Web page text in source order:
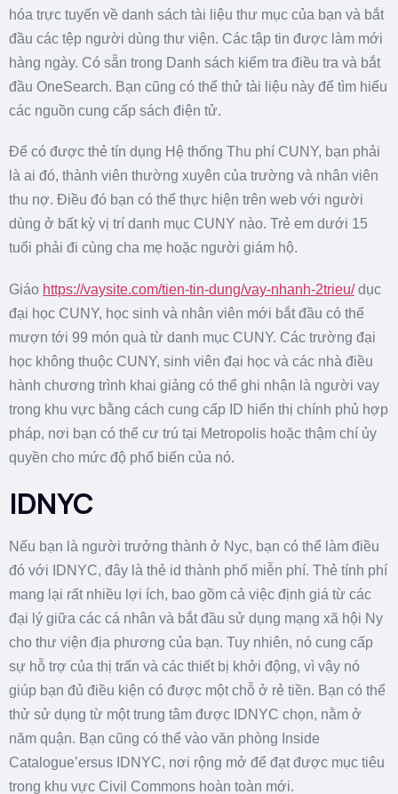
hóa trực tuyến về danh sách tài liệu thư mục của bạn và bắt
đầu các tệp người dùng thư viện. Các tập tin được làm mới
hàng ngày. Có sẵn trong Danh sách kiểm tra điều tra và bắt
đầu OneSearch. Bạn cũng có thể thử tài liệu này để tìm hiểu
các nguồn cung cấp sách điện tử.
Để có được thẻ tín dụng Hệ thống Thu phí CUNY, bạn phải
là ai đó, thành viên thường xuyên của trường và nhân viên
thu nợ. Điều đó bạn có thể thực hiện trên web với người
dùng ở bất kỳ vị trí danh mục CUNY nào. Trẻ em dưới 15
tuổi phải đi cùng cha mẹ hoặc người giám hộ.
Giáo https://vaysite.com/tien-tin-dung/vay-nhanh-2trieu/dục
đại học CUNY, học sinh và nhân viên mới bắt đầu có thể
mượn tới 99 món quà từ danh mục CUNY. Các trường đại
học không thuộc CUNY, sinh viên đại học và các nhà điều
hành chương trình khai giảng có thể ghi nhận là người vay
trong khu vực bằng cách cung cấp ID hiển thị chính phủ hợp
pháp, nơi bạn có thể cư trú tại Metropolis hoặc thậm chí ủy
quyền cho mức độ phổ biến của nó.
IDNYC
Nếu bạn là người trưởng thành ở Nyc, bạn có thể làm điều
đó với IDNYC, đây là thẻ id thành phố miễn phí. Thẻ tính phí
mang lại rất nhiều lợi ích, bao gồm cả việc định giá từ các
đại lý giữa các cá nhân và bắt đầu sử dụng mạng xã hội Ny
cho thư viện địa phương của bạn. Tuy nhiên, nó cung cấp
sự hỗ trợ của thị trấn và các thiết bị khởi động, vì vậy nó
giúp bạn đủ điều kiện có được một chỗ ở rẻ tiền. Bạn có thể
thử sử dụng từ một trung tâm được IDNYC chọn, nằm ở
năm quận. Bạn cũng có thể vào văn phòng Inside
Catalogue’ersus IDNYC, nơi rộng mở để đạt được mục tiêu
trong khu vực Civil Commons hoàn toàn mới.